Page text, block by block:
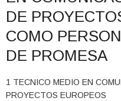
DE
COMO
DE PROMESA
1 TECNICO MEDIO EN
PROYECTOS EUROPEOS